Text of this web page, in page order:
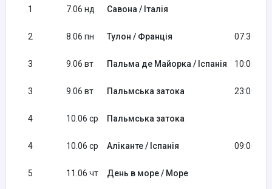
1 7.06 нд Савона / Італія
2 8.06 пн Тулон / Франція 07:30
3 9.06 вт Пальма де Майорка / Іспанія 10:00
3 9.06 вт Пальмська затока 23:00
4 10.06 ср Пальмська затока
4 10.06 ср Аліканте / Іспанія 09:00
5 11.06 чт День в море / Море